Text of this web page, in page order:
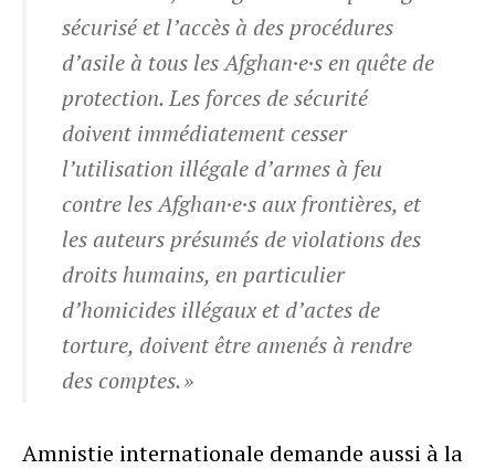
sécurisé et l’accès à des procédures
d’asile à tous les Afghan·e·s en quête de
protection. Les forces de sécurité
doivent immédiatement cesser
l’utilisation illégale d’armes à feu
contre les Afghan·e·s aux frontières, et
les auteurs présumés de violations des
droits humains, en particulier
d’homicides illégaux et d’actes de
torture, doivent être amenés à rendre
des comptes. »
Amnistie internationale demande aussi à la